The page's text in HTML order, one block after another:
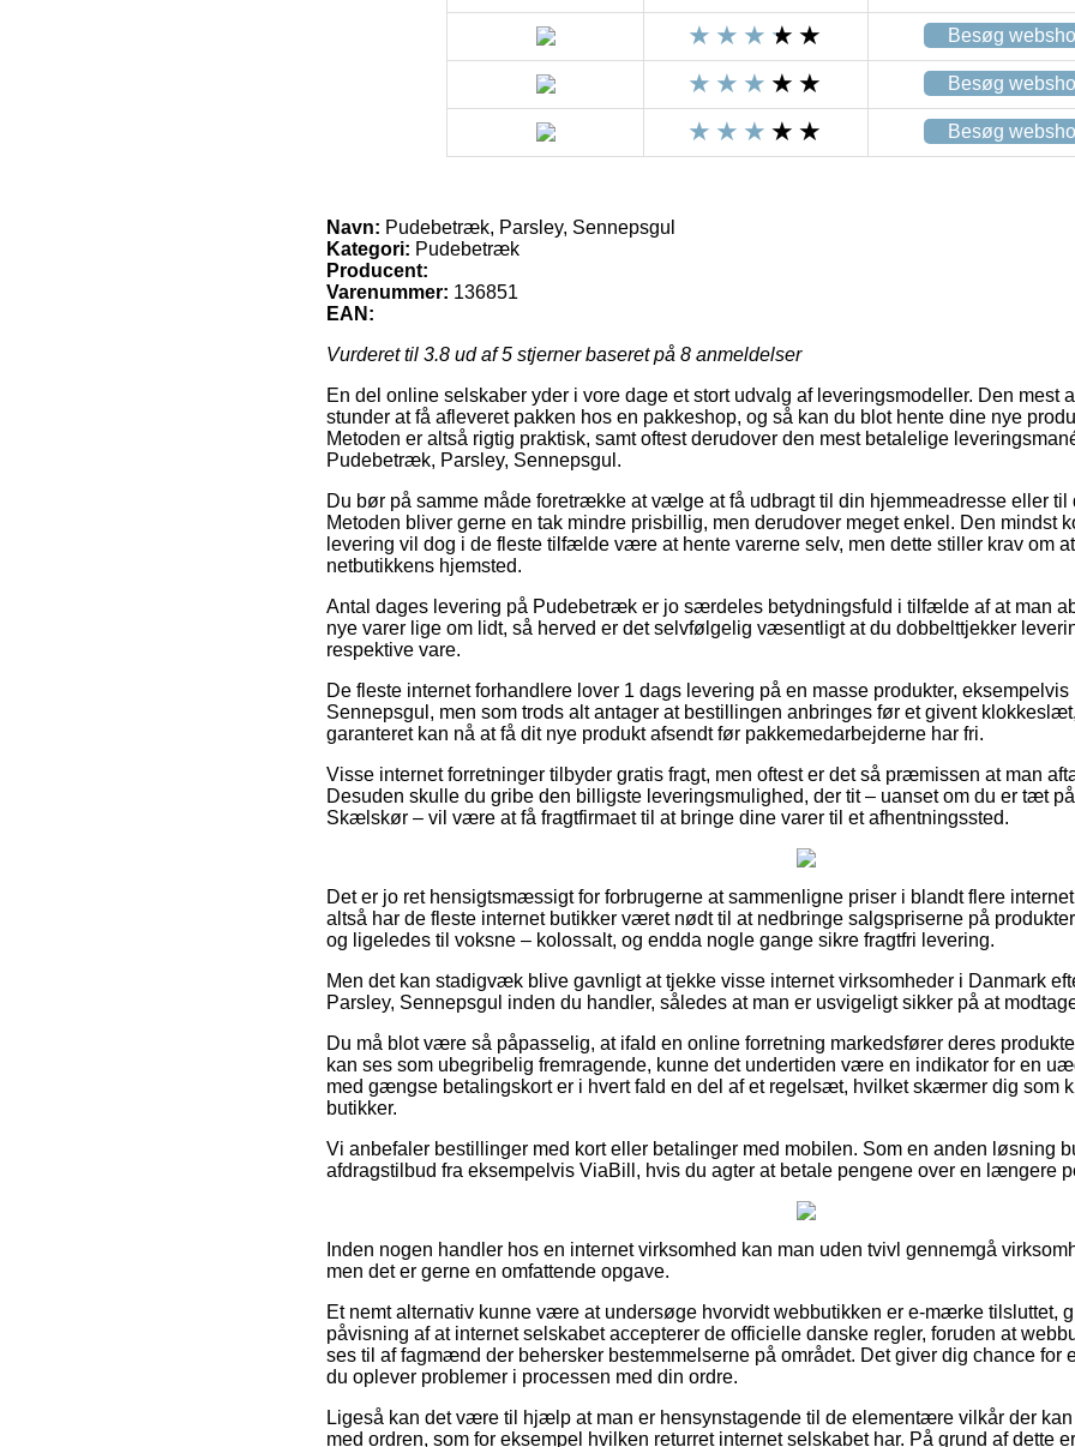
Besøg
Besøg
Besøg
Navn: Pudebetræk, Parsley, Sennepsgul
Kategori: Pudebetræk
Producent:
Varenummer: 136851
EAN:
Vurderet til 3.8 ud af 5 stjerner baseret på 8 anmeldelser
En del online selskaber yder i vore dage et stort udvalg af leveringsmodeller. Den mest
stunder at få afleveret pakken hos en pakkeshop, og så kan du blot hente dine nye
Metoden er altså rigtig praktisk, samt oftest derudover den mest betalelige
Pudebetræk, Parsley, Sennepsgul.
Du bør på samme måde foretrække at vælge at få udbragt til din hjemmeadresse eller til
Metoden bliver gerne en tak mindre prisbillig, men derudover meget enkel. Den mindst
levering vil dog i de fleste tilfælde være at hente varerne selv, men dette stiller krav om
netbutikkens hjemsted.
Antal dages levering på Pudebetræk er jo særdeles betydningsfuld i tilfælde af at man
nye varer lige om lidt, så herved er det selvfølgelig væsentligt at du dobbelttjekker
respektive vare.
De fleste internet forhandlere lover 1 dags levering på en masse produkter,
Sennepsgul, men som trods alt antager at bestillingen anbringes før et givent
garanteret kan nå at få dit nye produkt afsendt før pakkemedarbejderne har fri.
Visse internet forretninger tilbyder gratis fragt, men oftest er det så præmissen at man
Desuden skulle du gribe den billigste leveringsmulighed, der tit – uanset om du er tæt
Skælskør – vil være at få fragtfirmaet til at bringe dine varer til et afhentningssted.
Det er jo ret hensigtsmæssigt for forbrugerne at sammenligne priser i blandt flere
altså har de fleste internet butikker været nødt til at nedbringe salgspriserne på
og ligeledes til voksne – kolossalt, og endda nogle gange sikre fragtfri levering.
Men det kan stadigvæk blive gavnligt at tjekke visse internet virksomheder i Danmark
Parsley, Sennepsgul inden du handler, således at man er usvigeligt sikker på at
Du må blot være så påpasselig, at ifald en online forretning markedsfører deres
kan ses som ubegribelig fremragende, kunne det undertiden være en indikator for en
med gængse betalingskort er i hvert fald en del af et regelsæt, hvilket skærmer dig som
butikker.
Vi anbefaler bestillinger med kort eller betalinger med mobilen. Som en anden løsning
afdragstilbud fra eksempelvis ViaBill, hvis du agter at betale pengene over en længere
Inden nogen handler hos en internet virksomhed kan man uden tvivl gennemgå
men det er gerne en omfattende opgave.
Et nemt alternativ kunne være at undersøge hvorvidt webbutikken er e-mærke tilsluttet,
påvisning af at internet selskabet accepterer de officielle danske regler, foruden at
ses til af fagmænd der behersker bestemmelserne på området. Det giver dig chance for
du oplever problemer i processen med din ordre.
Ligeså kan det være til hjælp at man er hensynstagende til de elementære vilkår der
med ordren, som for eksempel hvilken returret internet selskabet har. På grund af dette